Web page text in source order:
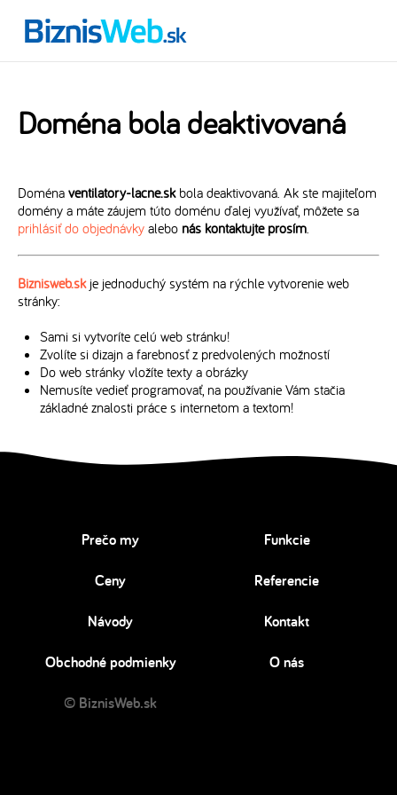
Doména bola deaktivovaná
Doména ventilatory-lacne.skbola deaktivovaná. Ak ste majiteľom
domény a máte záujem túto doménu ďalej využívať, môžete sa
prihlásiť do objednávky alebo nás kontaktujte prosím.
Biznisweb.skje jednoduchý systém na rýchle vytvorenie web
stránky:
Sami si vytvoríte celú web stránku!
Zvolíte si dizajn a farebnosť z predvolených možností
Do web stránky vložíte texty a obrázky
Nemusíte vedieť programovať, na používanie Vám stačia
základné znalosti práce s internetom a textom!
Prečo my Funkcie
Ceny Referencie
Návody Kontakt
Obchodné podmienky O nás
© BiznisWeb.sk